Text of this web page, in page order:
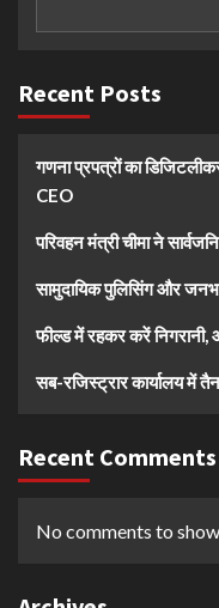
Recent Posts
गणना प्रपत्रों का
CEO
परिवहन मंत्री चीमा ने
सामुदायिक पुलिसिंग और
फील्ड में रहकर करें निगरानी,
सब-रजिस्ट्रार कार्यालय में
Recent Comments
No comments to